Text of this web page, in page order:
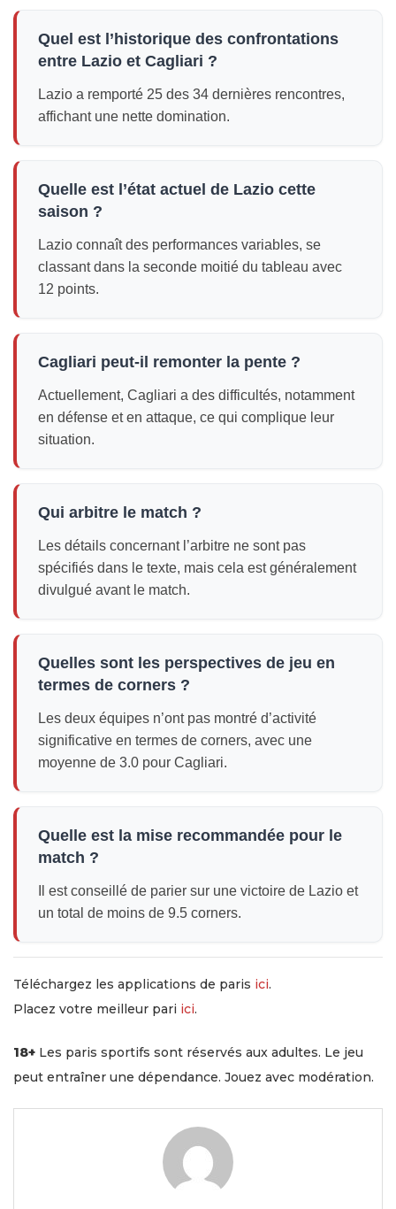
Quel est l’historique des confrontations
entre Lazio et Cagliari ?
Lazio a remporté 25 des 34 dernières rencontres,
affichant une nette domination.
Quelle est l’état actuel de Lazio cette
saison ?
Lazio connaît des performances variables, se
classant dans la seconde moitié du tableau avec
12 points.
Cagliari peut-il remonter la pente ?
Actuellement, Cagliari a des difficultés, notamment
en défense et en attaque, ce qui complique leur
situation.
Qui arbitre le match ?
Les détails concernant l’arbitre ne sont pas
spécifiés dans le texte, mais cela est généralement
divulgué avant le match.
Quelles sont les perspectives de jeu en
termes de corners ?
Les deux équipes n’ont pas montré d’activité
significative en termes de corners, avec une
moyenne de 3.0 pour Cagliari.
Quelle est la mise recommandée pour le
match ?
Il est conseillé de parier sur une victoire de Lazio et
un total de moins de 9.5 corners.
Téléchargez les applications de paris ici.
Placez votre meilleur pari ici.
18+ Les paris sportifs sont réservés aux adultes. Le jeu
peut entraîner une dépendance. Jouez avec modération.